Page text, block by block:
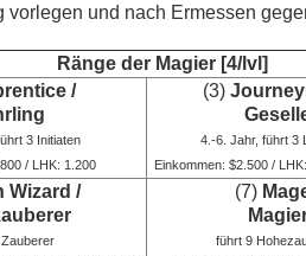
und nach Ermessen
Ränge der Magier [4/lvl]
/
3 Initiaten
/ LHK: 1.200
(3)
4.-6. Jahr, führt 3
Einkommen: $2.500 /
Wizard /
(7)
führt 9